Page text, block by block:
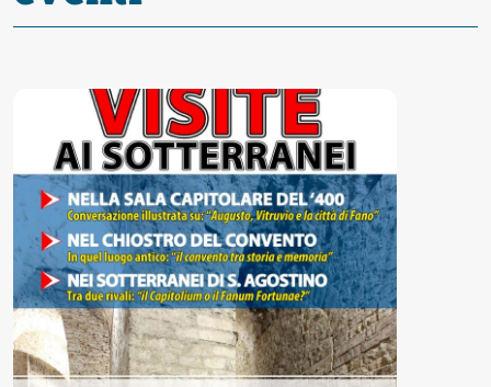
Informazioni
Guide
Fano
Accessibili